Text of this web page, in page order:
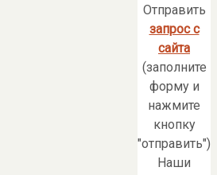
Отправить
запрос с
сайта
(заполните
форму и
нажмите
кнопку
"отправить")
Наши